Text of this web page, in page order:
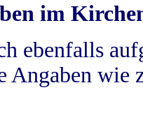
im
ebenfalls
Angaben wie